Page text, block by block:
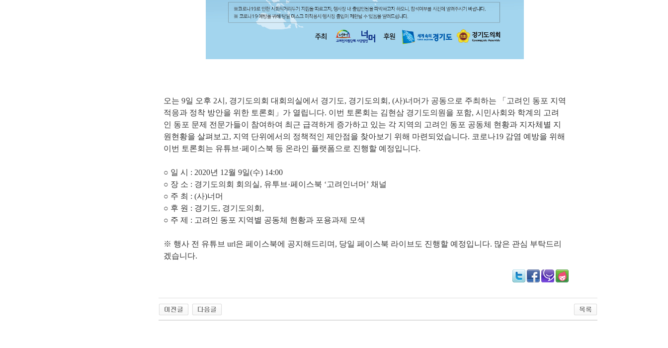
오는 9일 오후 2시, 경기도의회 대회의실에서 경기도, 경기도의회, (사)너머가 공동으로 주최하는 「고려인 동포 지역
적응과 정착 방안을 위한 토론회」가 열립니다. 이번 토론회는 김현삼 경기도의원을 포함, 시민사회와 학계의 고려
인 동포 문제 전문가들이 참여하여 최근 급격하게 증가하고 있는 각 지역의 고려인 동포 공동체 현황과 지자체별 지
원현황을 살펴보고, 지역 단위에서의 정책적인 제안점을 찾아보기 위해 마련되었습니다. 코로나19 감염 예방을 위해
이번 토론회는 유튜브·페이스북 등 온라인 플랫폼으로 진행할 예정입니다.
○ 일 시 : 2020년 12월 9일(수) 14:00
○ 장 소 : 경기도의회 회의실, 유투브·페이스북 ‘고려인너머’ 채널
○ 주 최 : (사)너머
○ 후 원 : 경기도, 경기도의회,
○ 주 제 : 고려인 동포 지역별 공동체 현황과 포용과제 모색
※ 행사 전 유튜브 url은 페이스북에 공지해드리며, 당일 페이스북 라이브도 진행할 예정입니다. 많은 관심 부탁드리
겠습니다.